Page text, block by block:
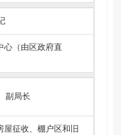
订区域房地产市场调
租赁备案工作。
推进全区物业服务行
物业管理招投标以及
设管理。负责城市重
工作，指导协调推进
心（由区政府直
副局长
屋征收、棚户区和旧